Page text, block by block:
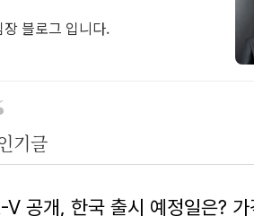
블로그 입니다.
기글